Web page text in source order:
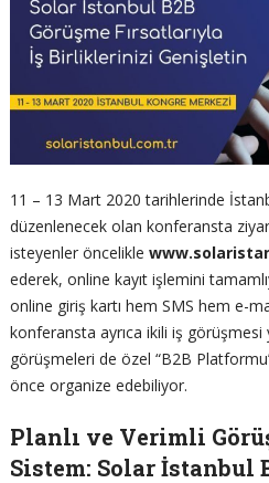
11 – 13 Mart 2020 tarihlerinde
düzenlenecek olan konferansta
isteyenler öncelikle
ederek, online kayıt işlemini
online giriş kartı hem SMS hem e-
konferansta ayrıca ikili iş
görüşmeleri de özel “B2B
önce organize edebiliyor.
Planlı ve Verimli
Sistem: Solar İstanbul